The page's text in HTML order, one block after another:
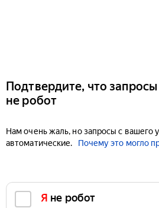
Подтвердите, что
не робот
Нам очень жаль, но запросы с вашего
автоматические.
Почему это могло
Я не робот